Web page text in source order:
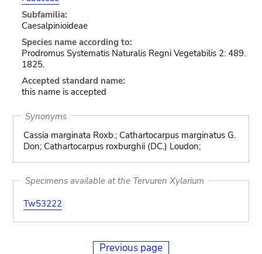
Subfamilia:
Caesalpinioideae
Species name according to:
Prodromus Systematis Naturalis Regni Vegetabilis 2: 489.
1825.
Accepted standard name:
this name is accepted
Synonyms
Cassia marginata Roxb.; Cathartocarpus marginatus G.
Don; Cathartocarpus roxburghii (DC.) Loudon;
Specimens available at the Tervuren Xylarium
Tw53222
Previous page